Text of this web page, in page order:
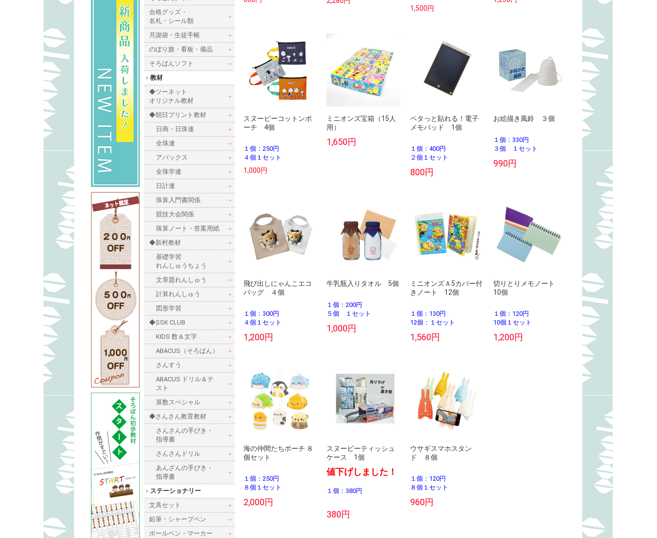
1,500円
スヌーピーコットンポ
ーチ 4個
１個：250円
４個１セット
1,000円
ミニオンズ宝箱（15人
用）
1,650円
ペタっと貼れる！電子
メモパッド 1個
１個：400円
２個１セット
800円
お絵描き風鈴 ３個
１個：330円
３個 １セット
990円
飛び出しにゃんこエコ
バッグ ４個
１個：300円
４個１セット
1,200円
牛乳瓶入りタオル 5個
１個：200円
５個 １セット
1,000円
ミニオンズＡ5カバー付
きノート 12個
１個：130円
12個：１セット
1,560円
切りとりメモノート
10個
１個：120円
10個１セット
1,200円
海の仲間たちポーチ ８
個セット
１個：250円
８個１セット
2,000円
スヌーピーティッシュ
ケース 1個
値下げしました！
１個：380円
380円
ウサギスマホスタン
ド ８個
１個：120円
８個１セット
960円
合格グッズ・
名札・シール類
月謝袋・生徒手帳
のぼり旗・看板・備品
そろばんソフト
教材
◆ツーネット
オリジナル教材
◆朝日プリント教材
日商・日珠連
全珠連
アバックス
全珠学連
日計連
珠算入門書関係
競技大会関係
珠算ノート・答案用紙
◆新村教材
基礎学習
れんしゅうちょう
文章題れんしゅう
計算れんしゅう
図形学習
◆SSK CLUB
KIDS 数＆文字
ABACUS（そろばん）
さんすう
ABACUS ドリル＆テ
スト
算数スペシャル
◆さんさん教育教材
さんさんの手びき・
指導書
さんさんドリル
あんざんの手びき・
指導書
ステーショナリー
文具セット
鉛筆・シャープペン
ボールペン・マーカー